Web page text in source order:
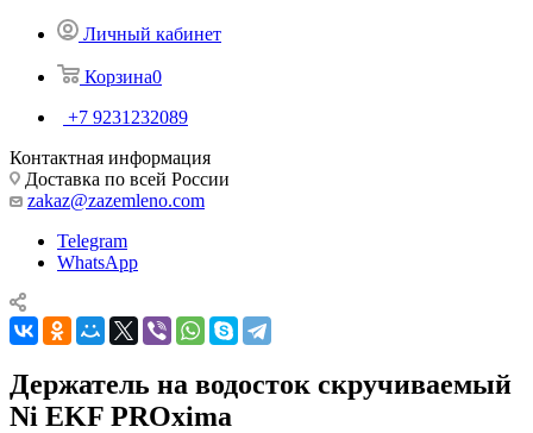
Личный кабинет
Корзина0
+7 9231232089
Контактная информация
Доставка по всей России
zakaz@zazemleno.com
Telegram
WhatsApp
Держатель на водосток скручиваемый
Ni EKF PROxima